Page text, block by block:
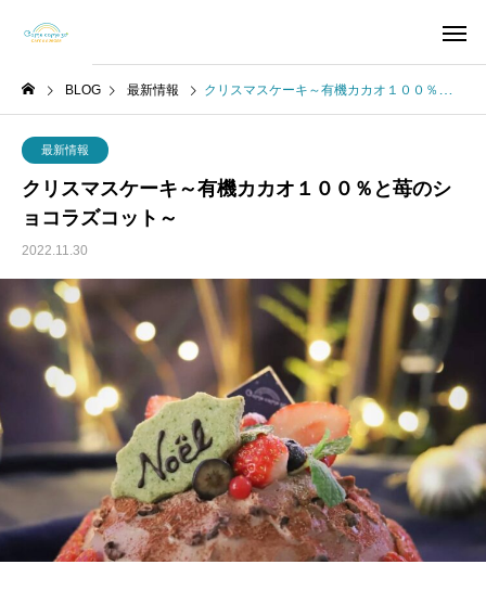
BLOG 最新情報 クリスマスケーキ～有機カカオ１００％と苺のショコラズコット～
最新情報
クリスマスケーキ～有機カカオ１００％と苺のシ
ョコラズコット～
2022.11.30